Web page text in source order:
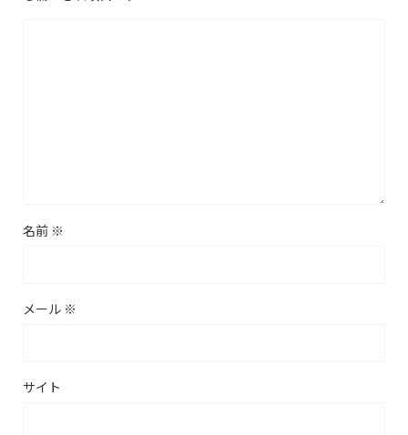
名前 ※
メール ※
サイト